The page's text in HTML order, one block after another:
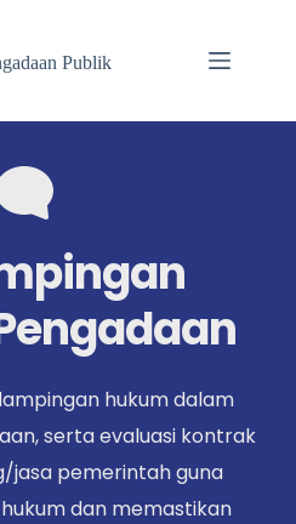
Publik
hukum dalam
serta evaluasi kontrak
jasa pemerintah guna
dan memastikan